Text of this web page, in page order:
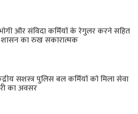
और संविदा कर्मियों के रेगुलर करने सहित
शासन का रुख सकारात्मक
सशस्त्र पुलिस बल ​कर्मियों को मिला सेवा
का अवसर